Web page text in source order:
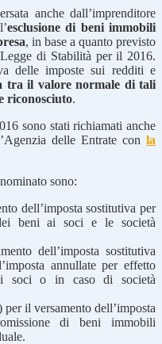
anche dall’imprenditore
esclusione di beni immobili
, in base a quanto previsto
di Stabilità per il 2016.
delle imposte sui redditi e
tra il valore normale di tali
riconosciuto.
sono stati richiamati anche
delle Entrate conla
sono:
dell’imposta sostitutiva per
beni ai soci e le società
dell’imposta sostitutiva
annullate per effetto
soci o in caso di società
il versamento dell’imposta
di beni immobili